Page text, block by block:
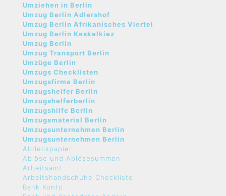
Umziehen in Berlin
Umzug Berlin Adlershof
Umzug Berlin Afrikanisches Viertel
Umzug Berlin Kaskelkiez
Umzug Berlin
Umzug Transport Berlin
Umzüge Berlin
Umzugs Checklisten
Umzugsfirma Berlin
Umzugshelfer Berlin
Umzugshelferberlin
Umzugshilfe Berlin
Umzugsmaterial Berlin
Umzugsunternehmen Berlin
Umzugsunternehmen Berlin
Abdeckpapier
Ablöse und Ablösesummen
Arbeitsamt
Arbeitshandschuhe Checkliste
Bank Konto